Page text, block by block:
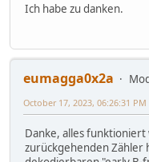
Ich habe zu danken.
eumagga0x2a
October 17, 2023, 06:26:31 PM
Danke, alles funktioniert
zurückgehenden Zähler